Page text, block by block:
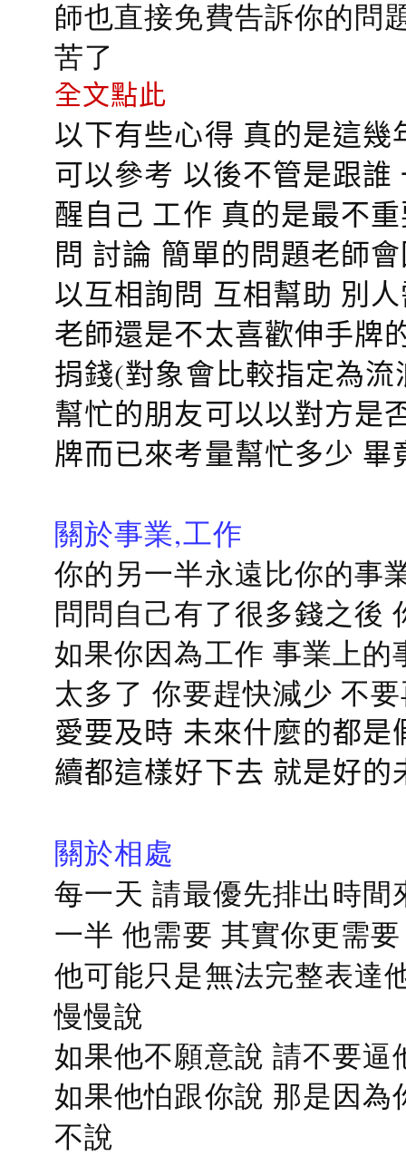
師也直接免費告訴你的問
苦了
全文點此
以下有些心得 真的是這
可以參考 以後不管是跟
醒自己 工作 真的是最不
問 討論 簡單的問題老師
以互相詢問 互相幫助 別
老師還是不太喜歡伸手牌
捐錢(對象會比較指定為
幫忙的朋友可以以對方是
牌而已來考量幫忙多少
關於事業,工作
你的另一半永遠比你的事
問問自己有了很多錢之後
如果你因為工作 事業上
太多了 你要趕快減少 不
愛要及時 未來什麼的都
續都這樣好下去 就是好的
關於相處
每一天 請最優先排出時
一半 他需要 其實你更需要
他可能只是無法完整表達
慢慢說
如果他不願意說 請不要逼
如果他怕跟你說 那是因
不說